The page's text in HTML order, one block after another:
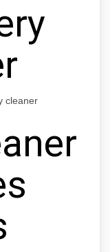
cleaner